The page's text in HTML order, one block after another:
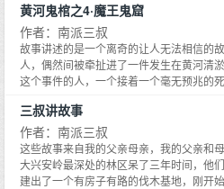
被抽丝剥茧，终于露出了隐藏在黄河的淤
的儿歌，河底石台中的透明人影，千年前
的神秘老人，到底在河底看到什么？一切
黄河鬼棺之4·魔王鬼窟
作者：南派三叔
故事讲述的是一个离奇的让人无法相信的
人，偶然间被牵扯进了一件发生在黄河清
这个事件的人，一个接着一个毫无预兆的
被抽丝剥茧，终于露出了隐藏在黄河的淤
的儿歌，河底石台中的透明人影，千年前
的神秘老人，到底在河底看到什么？一
三叔讲故事
作者：南派三叔
这些故事来自我的父亲母亲，我的父亲和
大兴安岭最深处的林区呆了三年时间，他
建出了一个有房子有路的伐木基地，刚开